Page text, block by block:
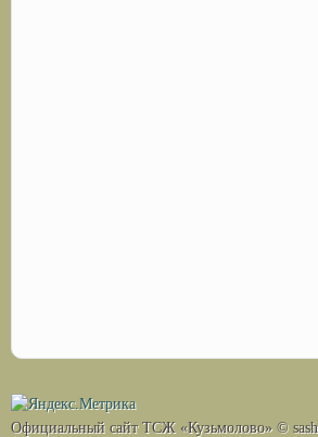
Официальный сайт ТСЖ «Кузьмолово» ©